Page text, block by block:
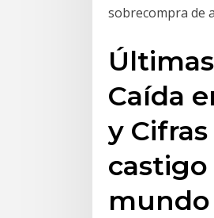
sobrecompra de
Caída
y
castigo
mundo